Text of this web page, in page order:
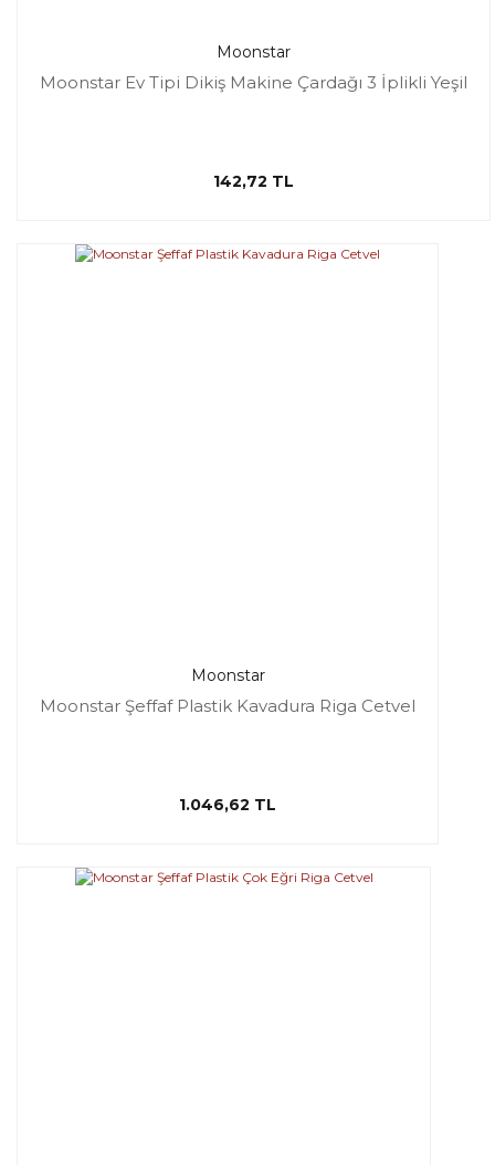
Moonstar
Moonstar Ev Tipi Dikiş Makine Çardağı 3 İplikli Yeşil
142,72 TL
Moonstar
Moonstar Şeffaf Plastik Kavadura Riga Cetvel
1.046,62 TL